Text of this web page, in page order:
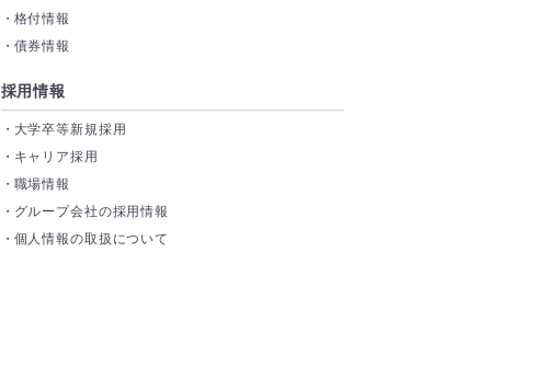
格付情報
債券情報
採用情報
大学卒等新規採用
キャリア採用
職場情報
グループ会社の採用情報
個人情報の取扱について